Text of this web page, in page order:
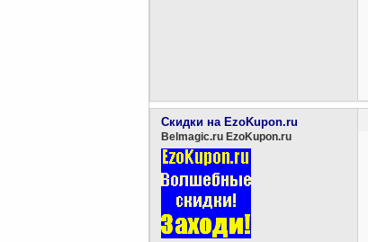
Скидки на EzoKupon.ru
Belmagic.ru EzoKupon.ru